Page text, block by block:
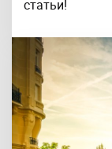
статьи!